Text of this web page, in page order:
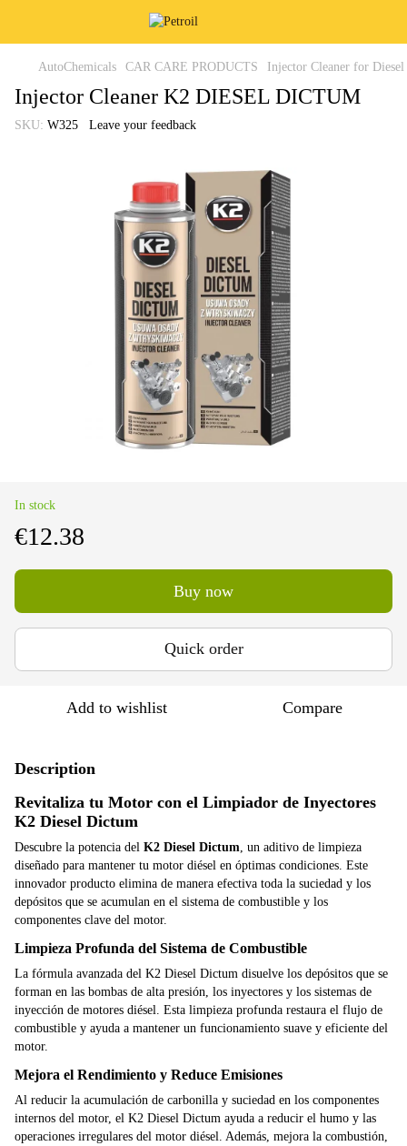
AutoChemicals CAR CARE PRODUCTS Injector Cleaner for Diesel
Injector Cleaner K2 DIESEL DICTUM
SKU: W325 Leave your feedback
In stock
€12.38
Buy now
Quick order
Add to wishlist Compare
Description
Revitaliza tu Motor con el Limpiador de Inyectores
K2 Diesel Dictum
Descubre la potencia del K2 Diesel Dictum , un aditivo de limpieza
diseñado para mantener tu motor diésel en óptimas condiciones. Este
innovador producto elimina de manera efectiva toda la suciedad y los
depósitos que se acumulan en el sistema de combustible y los
componentes clave del motor.
Limpieza Profunda del Sistema de Combustible
La fórmula avanzada del K2 Diesel Dictum disuelve los depósitos que se
forman en las bombas de alta presión, los inyectores y los sistemas de
inyección de motores diésel. Esta limpieza profunda restaura el flujo de
combustible y ayuda a mantener un funcionamiento suave y eficiente del
motor.
Mejora el Rendimiento y Reduce Emisiones
Al reducir la acumulación de carbonilla y suciedad en los componentes
internos del motor, el K2 Diesel Dictum ayuda a reducir el humo y las
operaciones irregulares del motor diésel. Además, mejora la combustión,